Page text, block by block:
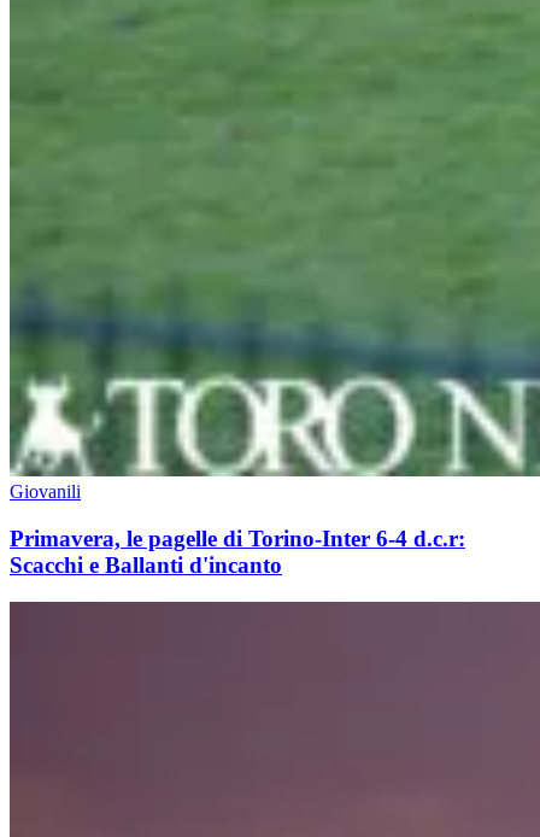
Giovanili
Primavera, le pagelle di Torino-Inter 6-4 d.c.r:
Scacchi e Ballanti d'incanto